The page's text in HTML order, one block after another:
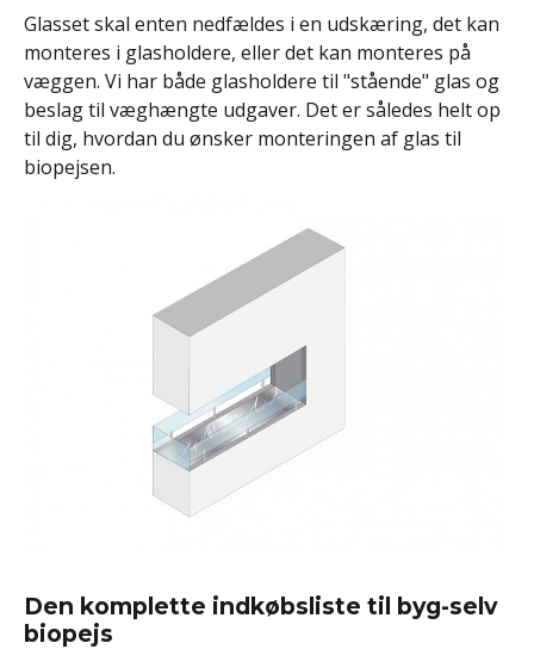
Glasset skal enten nedfældes i en udskæring, det kan
monteres i glasholdere, eller det kan monteres på
væggen. Vi har både glasholdere til "stående" glas og
beslag til væghængte udgaver. Det er således helt op
til dig, hvordan du ønsker monteringen af glas til
biopejsen.
Den komplette indkøbsliste til byg-selv
biopejs